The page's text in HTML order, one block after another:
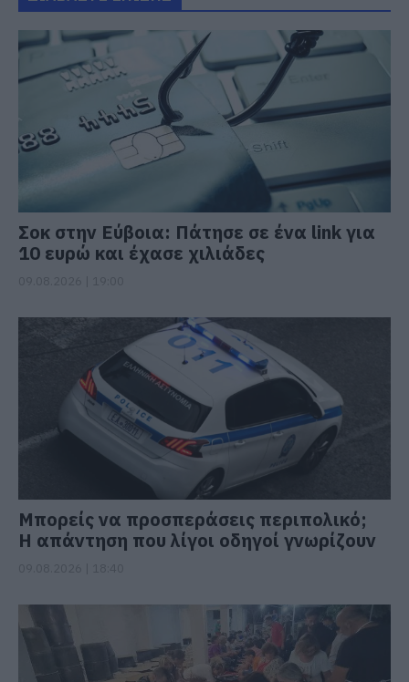
Σοκ στην Εύβοια: Πάτησε σε ένα link για
10 ευρώ και έχασε χιλιάδες
Μπορείς να προσπεράσεις περιπολικό;
Η απάντηση που λίγοι οδηγοί γνωρίζουν